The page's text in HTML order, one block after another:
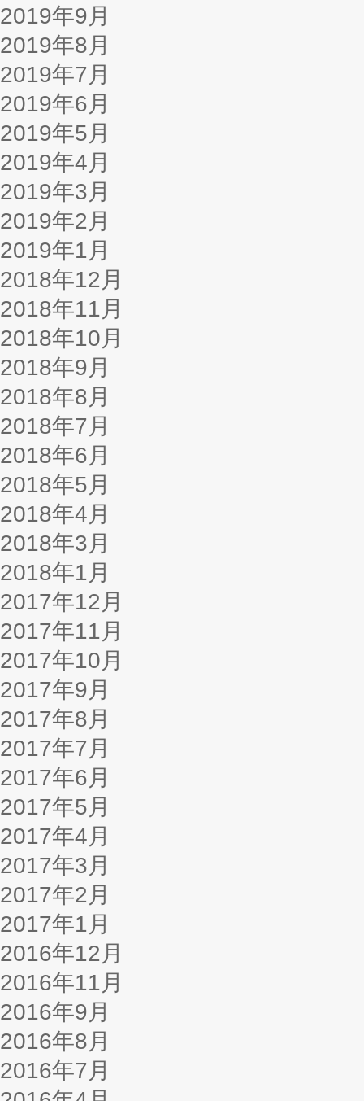
2019年9月
2019年8月
2019年7月
2019年6月
2019年5月
2019年4月
2019年3月
2019年2月
2019年1月
2018年12月
2018年11月
2018年10月
2018年9月
2018年8月
2018年7月
2018年6月
2018年5月
2018年4月
2018年3月
2018年1月
2017年12月
2017年11月
2017年10月
2017年9月
2017年8月
2017年7月
2017年6月
2017年5月
2017年4月
2017年3月
2017年2月
2017年1月
2016年12月
2016年11月
2016年9月
2016年8月
2016年7月